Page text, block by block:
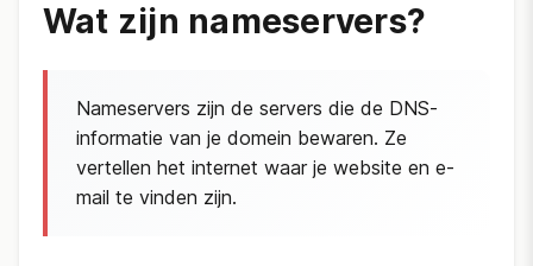
Wat zijn nameservers?
Nameservers zijn de servers die de DNS-
informatie van je domein bewaren. Ze
vertellen het internet waar je website en e-
mail te vinden zijn.